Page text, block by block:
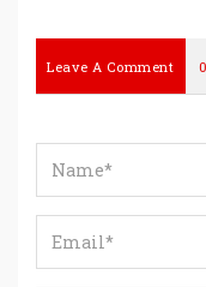
Leave A Comment